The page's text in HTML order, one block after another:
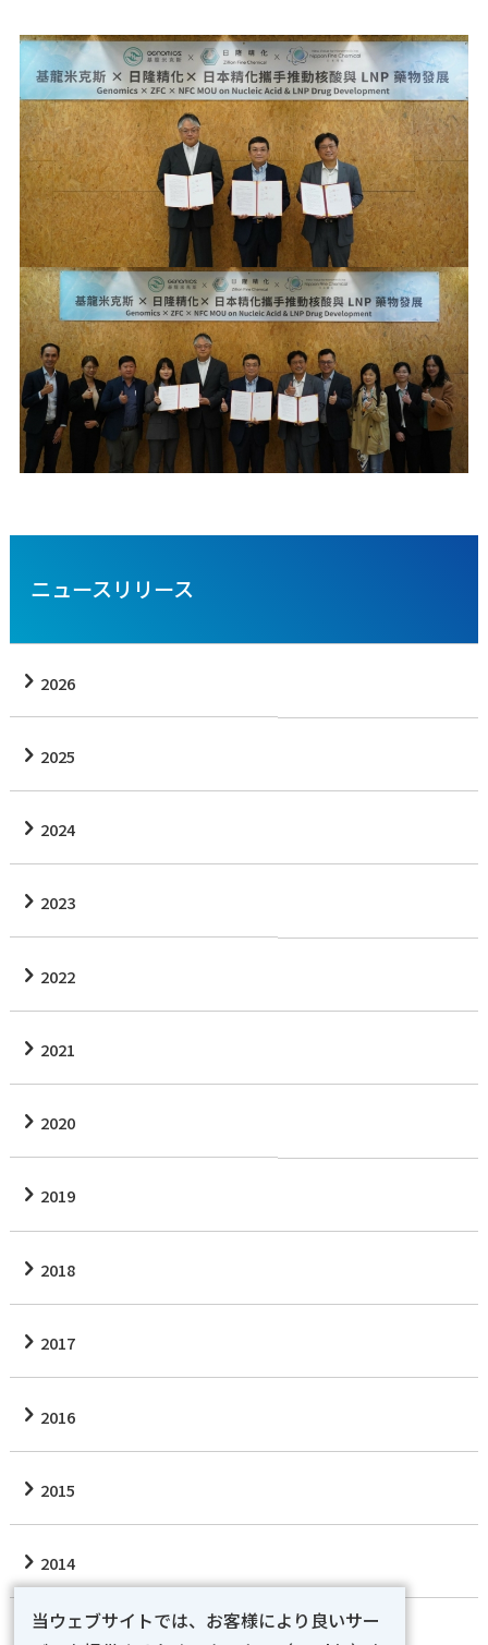
ニュースリリース
2026
2025
2024
2023
2022
2021
2020
2019
2018
2017
2016
2015
2014
2012
当ウェブサイトでは、お客様により良いサー